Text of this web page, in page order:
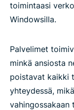
toimintaasi
Windowsilla.
Palvelimet
minkä ansiosta
poistavat kaikki
yhteydessä,
vahingossakaan